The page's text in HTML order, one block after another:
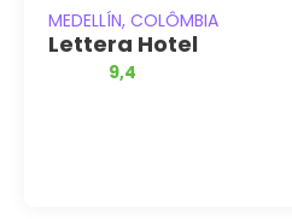
MEDELLÍN, COLÔMBIA
Lettera Hotel
9,4